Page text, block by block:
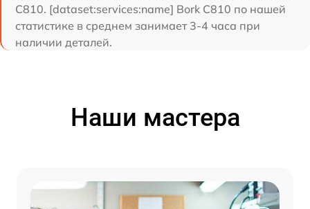
C810. [dataset:services:name] Bork C810 по нашей
статистике в среднем занимает 3-4 часа при
наличии деталей.
Наши мастера